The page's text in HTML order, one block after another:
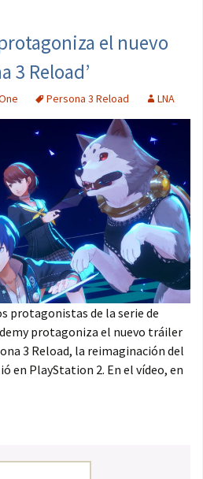
el nuevo
3 Reload’
Persona 3 Reload LNA
protagonistas de la serie de
protagoniza el nuevo tráiler
3 Reload, la reimaginación del
en PlayStation 2. En el vídeo, en